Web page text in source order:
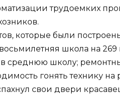
трудоемких
которые были
школа на 269
среднюю школу;
гонять технику
свои двери